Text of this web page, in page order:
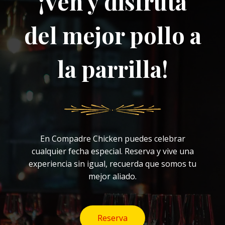
del mejor pollo a
la parrilla!
En Compadre Chicken puedes celebrar
cualquier fecha especial. Reserva y vive una
experiencia sin igual, recuerda que somos tu
mejor aliado.
Reserva